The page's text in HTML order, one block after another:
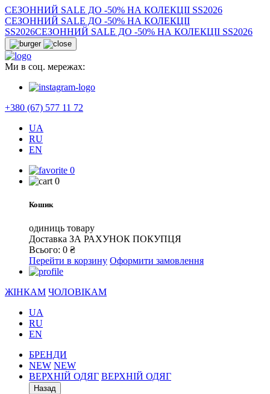
СЕЗОННИЙ SALE ДО -50% НА КОЛЕКЦІІ SS2026
СЕЗОННИЙ SALE ДО -50% НА КОЛЕКЦІІ
SS2026СЕЗОННИЙ SALE ДО -50% НА КОЛЕКЦІІ SS2026
Ми в соц. мережах:
+380 (67) 577 11 72
UA
RU
EN
0
0
Кошик
одиниць товару
Доставка ЗА РАХУНОК ПОКУПЦЯ
Всього: 0 ₴
Перейти в корзину Оформити замовлення
ЖІНКАМ ЧОЛОВІКАМ
UA
RU
EN
БРЕНДИ
NEW NEW
ВЕРХНІЙ ОДЯГ ВЕРХНІЙ ОДЯГ
Назад